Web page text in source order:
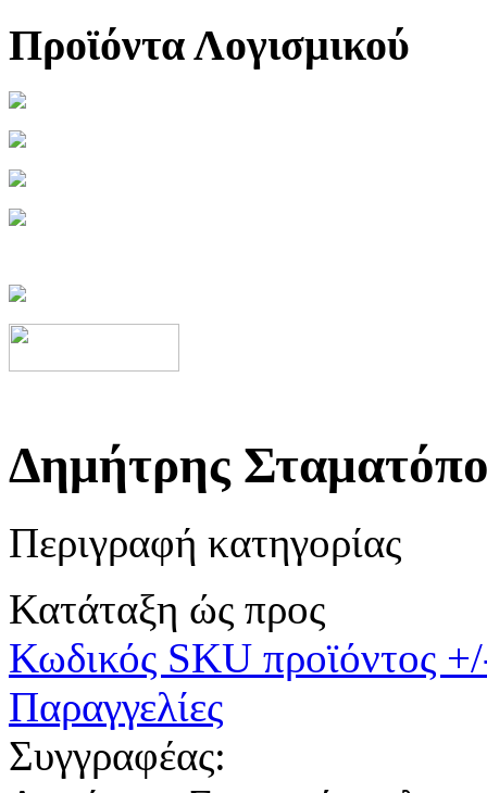
Προϊόντα Λογισμικού
Δημήτρης
Περιγραφή κατηγορίας
Κατάταξη ώς προς
Κωδικός SKU προϊόντος
Παραγγελίες
Συγγραφέας: